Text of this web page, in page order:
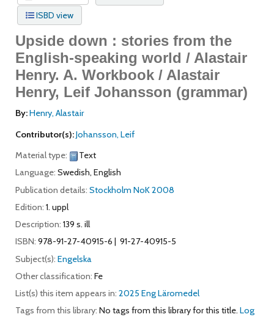
ISBD view
Upside down : stories from the
English-speaking world / Alastair
Henry. A. Workbook / Alastair
Henry, Leif Johansson (grammar)
By:Henry, Alastair
Contributor(s):Johansson, Leif
Material type:
Text
Language: Swedish, English
Publication details: Stockholm NoK2008
Edition: 1. uppl
Description: 139 s. ill
ISBN: 978-91-27-40915-6
91-27-40915-5
Subject(s): Engelska
Other classification: Fe
List(s) this item appears in: 2025 Eng Läromedel
Tags from this library: No tags from this library for this title. Log